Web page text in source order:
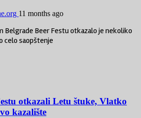
11 months ago
Belgrade Beer Festu otkazalo je nekoliko
celo saopštenje
otkazali Letu štuke, Vlatko
kazalište